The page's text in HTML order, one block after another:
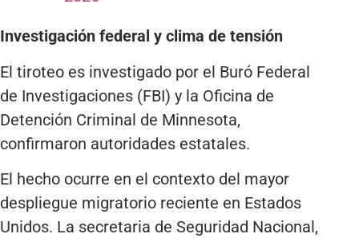
Investigación federal y clima de tensión
El tiroteo es investigado por el Buró Federal
de Investigaciones (FBI) y la Oficina de
Detención Criminal de Minnesota,
confirmaron autoridades estatales.
El hecho ocurre en el contexto del mayor
despliegue migratorio reciente en Estados
Unidos. La secretaria de Seguridad Nacional,